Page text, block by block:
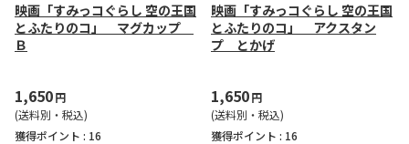
映画「すみっコぐらし 空の王国
とふたりのコ」 マグカップ
Ｂ
1,650円
(送料別・税込)
獲得ポイント : 16
映画「すみっコぐらし 空の王国
とふたりのコ」 アクスタン
プ とかげ
1,650円
(送料別・税込)
獲得ポイント : 16